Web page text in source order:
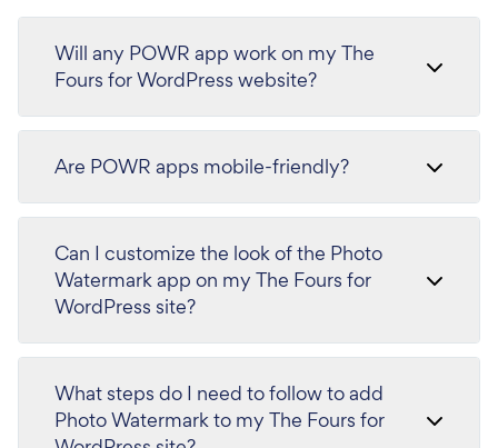
Will any POWR app work on my The
Fours for WordPress website?
Are POWR apps mobile-friendly?
Can I customize the look of the Photo
Watermark app on my The Fours for
WordPress site?
What steps do I need to follow to add
Photo Watermark to my The Fours for